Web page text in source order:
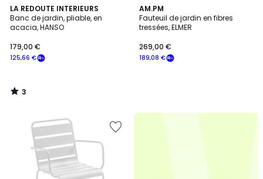
LA REDOUTE INTERIEURS
Banc de jardin, pliable, en
acacia, HANSO
125,66 €
179,00 €
3
/
5
3
/
AM.PM
Fauteuil de jardin en fibres
tressées, ELMER
189,08 €
269,00 €